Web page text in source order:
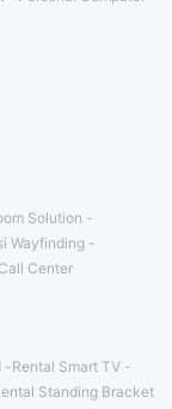
Solution
Wayfinding
Call Center
Rental Smart TV
Standing Bracket